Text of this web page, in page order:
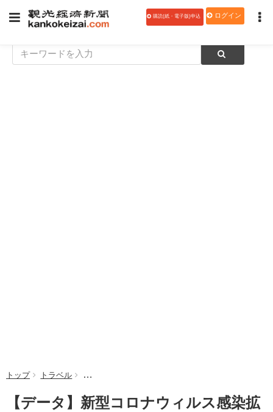
購読(紙・電子版)申込 ログイン
トップ トラベル 【データ】新型コロナウィルス感染拡大の影響に
【データ】新型コロナウィルス感染拡